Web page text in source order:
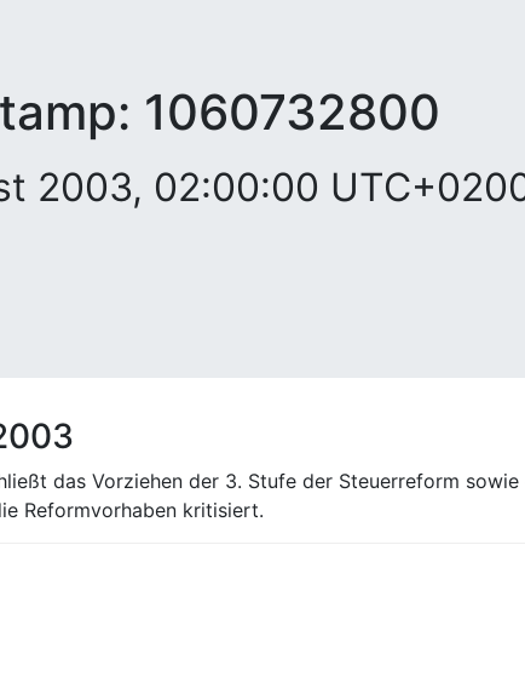
1060732800
2003, 02:00:00
das Vorziehen der 3. Stufe der Steuerreform
Reformvorhaben kritisiert.